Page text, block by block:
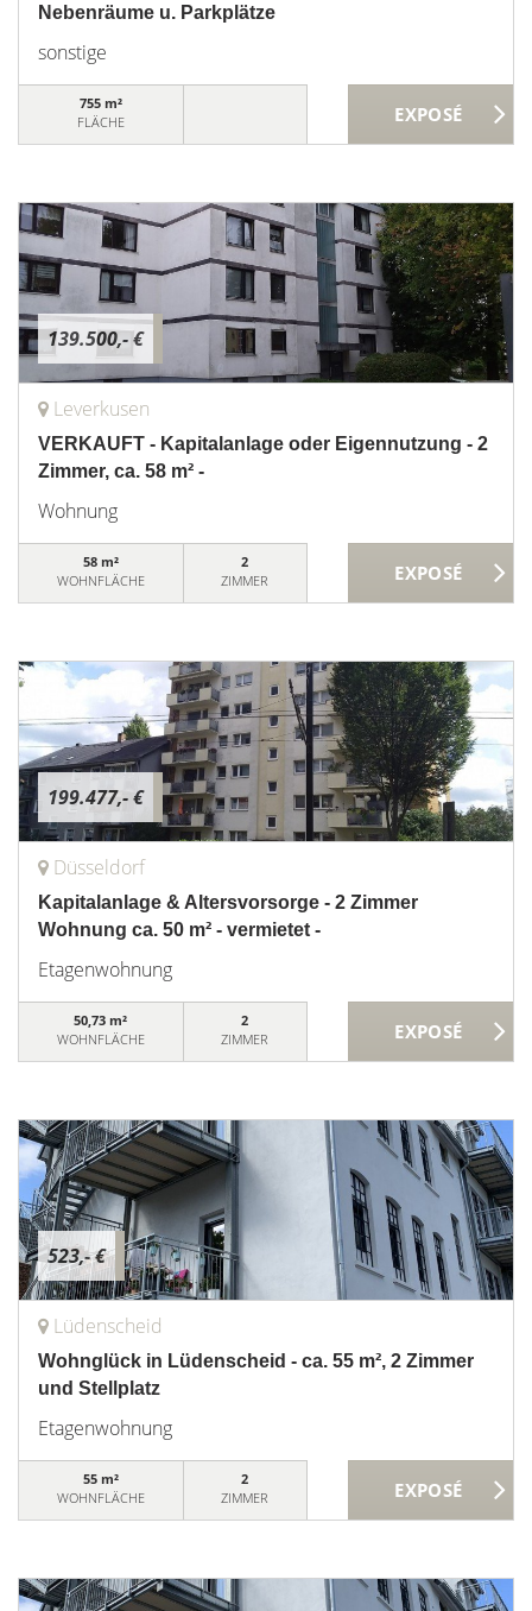
Nebenräume u. Parkplätze
sonstige
755 m²
FLÄCHE
139.500,- €
Leverkusen
VERKAUFT - Kapitalanlage oder Eigennutzung - 2
Zimmer, ca. 58 m² -
Wohnung
58 m²
WOHNFLÄCHE
2
ZIMMER
199.477,- €
Düsseldorf
Kapitalanlage & Altersvorsorge - 2 Zimmer
Wohnung ca. 50 m² - vermietet -
Etagenwohnung
50,73 m²
WOHNFLÄCHE
2
ZIMMER
523,- €
Lüdenscheid
Wohnglück in Lüdenscheid - ca. 55 m², 2 Zimmer
und Stellplatz
Etagenwohnung
55 m²
WOHNFLÄCHE
2
ZIMMER